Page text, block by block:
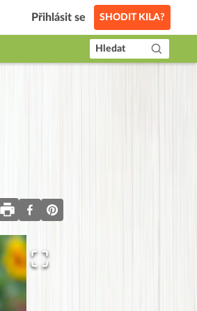
Přihlásit se SHODIT KILA?
Hledat